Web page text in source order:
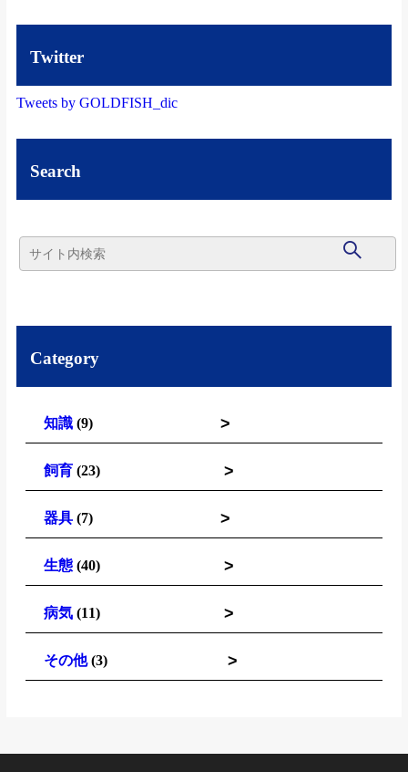
Twitter
Tweets by GOLDFISH_dic
Search
Category
知識(9) >
飼育(23) >
器具(7) >
生態(40) >
病気(11) >
その他(3) >